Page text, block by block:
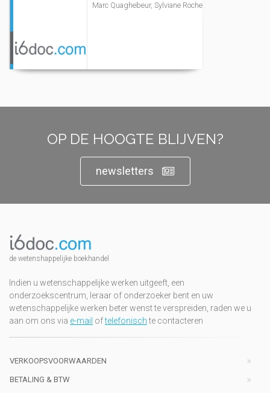
Marc Quaghebeur, Sylviane Roche
OP DE HOOGTE BLIJVEN?
newsletters
de wetenshappelijke boekhandel
Indien u wetenschappelijke werken uitgeeft, een
onderzoekscentrum, leraar of onderzoeker bent en uw
wetenschappelijke werken beter wenst te verspreiden, raden we u
aan om ons via e-mail oftelefonischte contacteren
VERKOOPSVOORWAARDEN
BETALING & BTW